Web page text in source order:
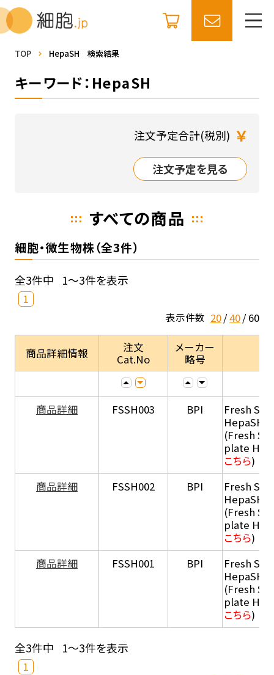
TOP HepaSH 検索結果
キーワード：HepaSH
注文予定合計(税別) ￥
注文予定を見る
すべての商品
細胞・微生物株（全3件）
全3件中 1～3件を表示
1
表示件数 20 40 60
商品詳細情報
注文
Cat.No
メーカー
略号
商品詳細 FSSH003 BPI
Fresh
HepaSH®
(Fresh
plate
こちら)
商品詳細
FSSH002 BPI
Fresh
HepaSH®
(Fresh
plate
こちら)
商品詳細
FSSH001 BPI
Fresh
HepaSH®
(Fresh
plate
こちら)
全3件中 1～3件を表示
1